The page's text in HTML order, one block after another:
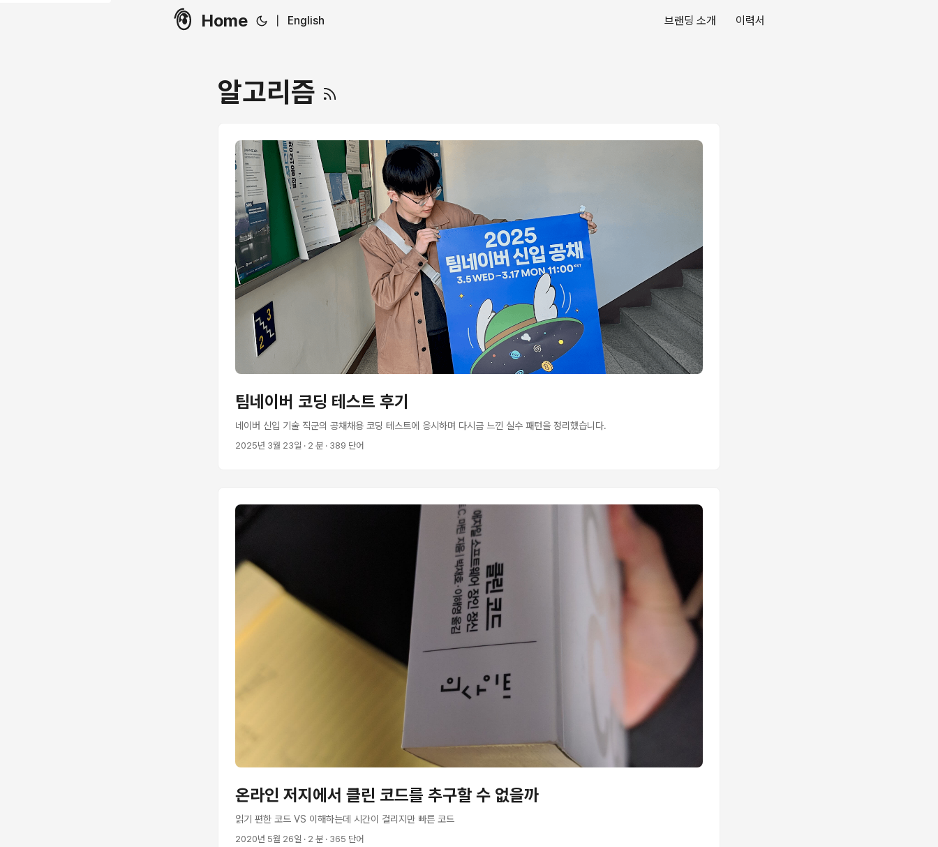
Home English 브랜딩 소개 이력서
알고리즘
팀네이버 코딩 테스트 후기
네이버 신입 기술 직군의 공채채용 코딩 테스트에 응시하며 다시금 느낀 실수 패턴을 정리했습니다.
2025년 3월 23일 · 2 분 · 389 단어
온라인 저지에서 클린 코드를 추구할 수 없을까
읽기 편한 코드 VS 이해하는데 시간이 걸리지만 빠른 코드
2020년 5월 26일 · 2 분 · 365 단어